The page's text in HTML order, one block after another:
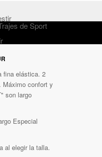
de Sport
fina elástica. 2
Máximo confort y
son largo
Especial
al elegir la talla.